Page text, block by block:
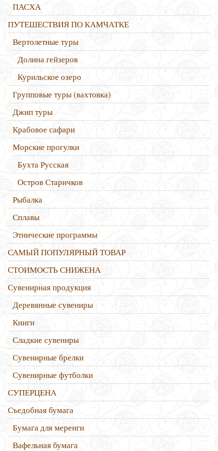
ПАСХА
ПУТЕШЕСТВИЯ ПО КАМЧАТКЕ
Вертолетные туры
Долина гейзеров
Курильское озеро
Групповые туры (вахтовка)
Джип туры
Крабовое сафари
Морские прогулки
Бухта Русская
Остров Старичков
Рыбалка
Сплавы
Этнические программы
САМЫЙ ПОПУЛЯРНЫЙ ТОВАР
СТОИМОСТЬ СНИЖЕНА
Сувенирная продукция
Деревянные сувениры
Книги
Сладкие сувениры
Сувенирные брелки
Сувенирные футболки
СУПЕРЦЕНА
Съедобная бумага
Бумага для меренги
Вафельная бумага